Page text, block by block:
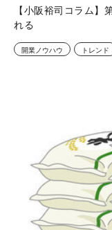
【小阪裕司コラム
れる
開業ノウハウ トレンド